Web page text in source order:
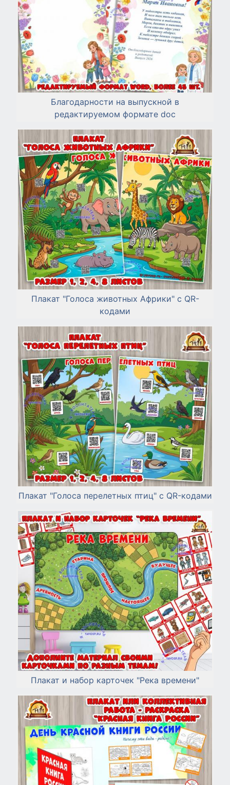
Благодарности на выпускной в
редактируемом формате doc
Плакат "Голоса животных Африки" с QR-
кодами
Плакат "Голоса перелетных птиц" с QR-кодами
Плакат и набор карточек "Река времени"